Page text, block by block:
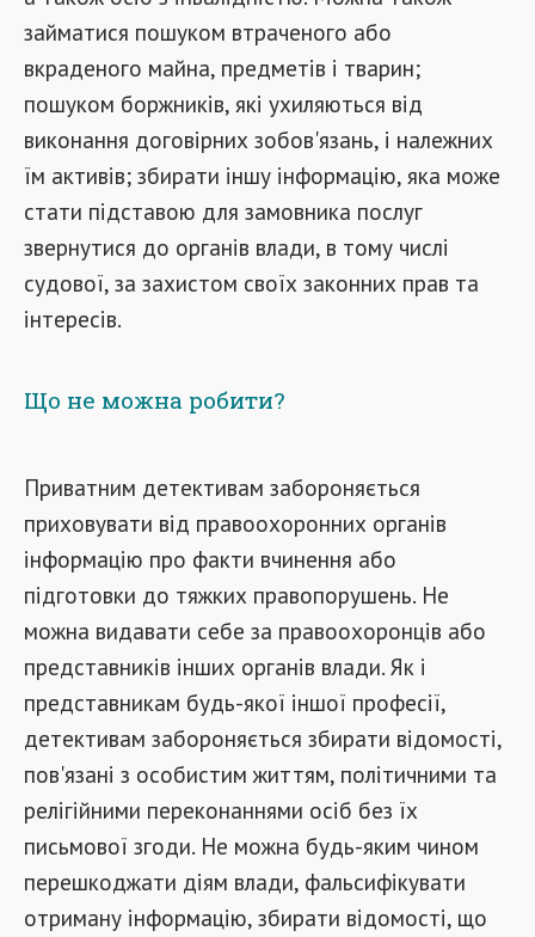
займатися пошуком втраченого або
вкраденого майна, предметів і тварин;
пошуком боржників, які ухиляються від
виконання договірних зобов'язань, і належних
їм активів; збирати іншу інформацію, яка може
стати підставою для замовника послуг
звернутися до органів влади, в тому числі
судової, за захистом своїх законних прав та
інтересів.
Що не можна робити?
Приватним детективам забороняється
приховувати від правоохоронних органів
інформацію про факти вчинення або
підготовки до тяжких правопорушень. Не
можна видавати себе за правоохоронців або
представників інших органів влади. Як і
представникам будь-якої іншої професії,
детективам забороняється збирати відомості,
пов'язані з особистим життям, політичними та
релігійними переконаннями осіб без їх
письмової згоди. Не можна будь-яким чином
перешкоджати діям влади, фальсифікувати
отриману інформацію, збирати відомості, що